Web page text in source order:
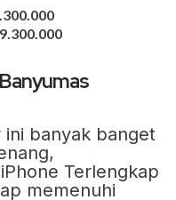
ini banyak banget
iPhone Terlengkap
memenuhi